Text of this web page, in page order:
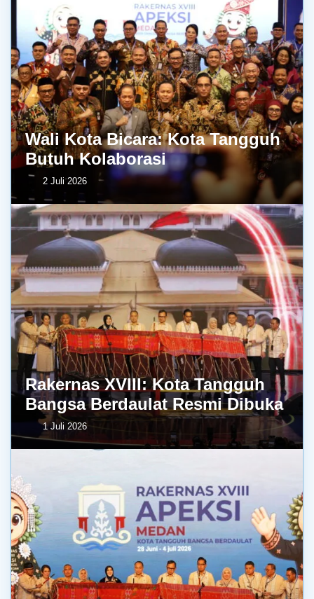
Wali Kota Bicara: Kota Tangguh
Butuh Kolaborasi
2 Juli 2026
Rakernas XVIII: Kota Tangguh
Bangsa Berdaulat Resmi Dibuka
1 Juli 2026